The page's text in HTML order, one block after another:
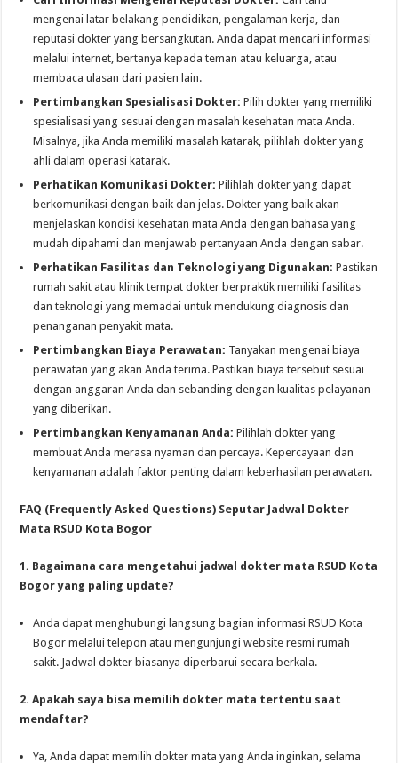
mengenai latar belakang pendidikan, pengalaman kerja, dan
reputasi dokter yang bersangkutan. Anda dapat mencari informasi
melalui internet, bertanya kepada teman atau keluarga, atau
membaca ulasan dari pasien lain.
Pertimbangkan Spesialisasi Dokter: Pilih dokter yang memiliki
spesialisasi yang sesuai dengan masalah kesehatan mata Anda.
Misalnya, jika Anda memiliki masalah katarak, pilihlah dokter yang
ahli dalam operasi katarak.
Perhatikan Komunikasi Dokter: Pilihlah dokter yang dapat
berkomunikasi dengan baik dan jelas. Dokter yang baik akan
menjelaskan kondisi kesehatan mata Anda dengan bahasa yang
mudah dipahami dan menjawab pertanyaan Anda dengan sabar.
Perhatikan Fasilitas dan Teknologi yang Digunakan: Pastikan
rumah sakit atau klinik tempat dokter berpraktik memiliki fasilitas
dan teknologi yang memadai untuk mendukung diagnosis dan
penanganan penyakit mata.
Pertimbangkan Biaya Perawatan: Tanyakan mengenai biaya
perawatan yang akan Anda terima. Pastikan biaya tersebut sesuai
dengan anggaran Anda dan sebanding dengan kualitas pelayanan
yang diberikan.
Pertimbangkan Kenyamanan Anda: Pilihlah dokter yang
membuat Anda merasa nyaman dan percaya. Kepercayaan dan
kenyamanan adalah faktor penting dalam keberhasilan perawatan.
FAQ (Frequently Asked Questions) Seputar Jadwal Dokter
Mata RSUD Kota Bogor
1. Bagaimana cara mengetahui jadwal dokter mata RSUD Kota
Bogor yang paling update?
Anda dapat menghubungi langsung bagian informasi RSUD Kota
Bogor melalui telepon atau mengunjungi website resmi rumah
sakit. Jadwal dokter biasanya diperbarui secara berkala.
2. Apakah saya bisa memilih dokter mata tertentu saat
mendaftar?
Ya, Anda dapat memilih dokter mata yang Anda inginkan, selama